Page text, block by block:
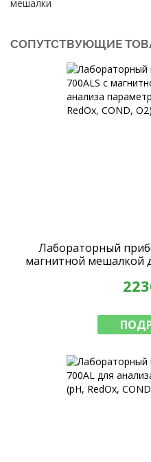
мешалки
СОПУТСТВУЮЩИЕ
Лабораторный
магнитной мешалкой